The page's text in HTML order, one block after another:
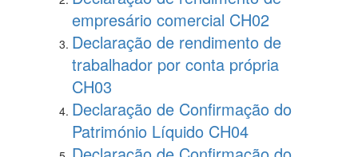
empresário comercial CH02
Declaração de rendimento de
trabalhador por conta própria
CH03
Declaração de Confirmação do
Património Líquido CH04